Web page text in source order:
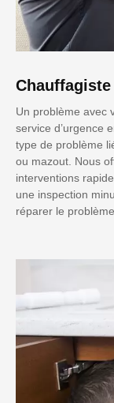
Chauffagiste
Un problème avec
service d’urgence
type de problème
ou mazout. Nous
interventions
une inspection
réparer le